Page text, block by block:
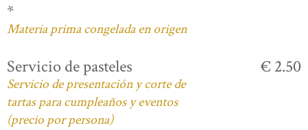
*
Materia prima congelada en origen
Servicio de pasteles
Servicio de presentación y corte de
tartas para cumpleaños y eventos
(precio por persona)
€ 2.50